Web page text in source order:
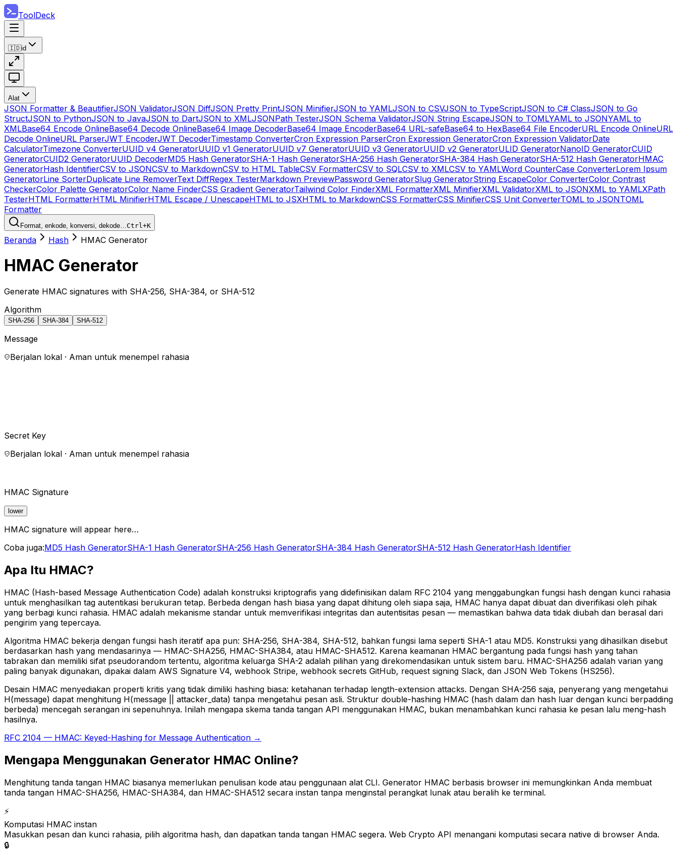
ToolDeck
🇮🇩id
Alat
JSON Formatter & BeautifierJSON ValidatorJSON DiffJSON Pretty PrintJSON MinifierJSON to YAMLJSON to CSVJSON to TypeScriptJSON to C# ClassJSON to Go
StructJSON to PythonJSON to JavaJSON to DartJSON to XMLJSONPath TesterJSON Schema ValidatorJSON String EscapeJSON to TOMLYAML to JSONYAML to
XMLBase64 Encode OnlineBase64 Decode OnlineBase64 Image DecoderBase64 Image EncoderBase64 URL-safeBase64 to HexBase64 File EncoderURL Encode OnlineURL
Decode OnlineURL ParserJWT EncoderJWT DecoderTimestamp ConverterCron Expression ParserCron Expression GeneratorCron Expression ValidatorDate
CalculatorTimezone ConverterUUID v4 GeneratorUUID v1 GeneratorUUID v7 GeneratorUUID v3 GeneratorUUID v2 GeneratorULID GeneratorNanoID GeneratorCUID
GeneratorCUID2 GeneratorUUID DecoderMD5 Hash GeneratorSHA-1 Hash GeneratorSHA-256 Hash GeneratorSHA-384 Hash GeneratorSHA-512 Hash GeneratorHMAC
GeneratorHash IdentifierCSV to JSONCSV to MarkdownCSV to HTML TableCSV FormatterCSV to SQLCSV to XMLCSV to YAMLWord CounterCase ConverterLorem Ipsum
GeneratorLine SorterDuplicate Line RemoverText DiffRegex TesterMarkdown PreviewPassword GeneratorSlug GeneratorString EscapeColor ConverterColor Contrast
CheckerColor Palette GeneratorColor Name FinderCSS Gradient GeneratorTailwind Color FinderXML FormatterXML MinifierXML ValidatorXML to JSONXML to YAMLXPath
TesterHTML FormatterHTML MinifierHTML Escape / UnescapeHTML to JSXHTML to MarkdownCSS FormatterCSS MinifierCSS Unit ConverterTOML to JSONTOML
Formatter
Format, enkode, konversi, dekode…Ctrl+K
Beranda Hash HMAC Generator
HMAC Generator
Generate HMAC signatures with SHA-256, SHA-384, or SHA-512
Algorithm
SHA-256 SHA-384 SHA-512
Message
Berjalan lokal · Aman untuk menempel rahasia
Secret Key
Berjalan lokal · Aman untuk menempel rahasia
HMAC Signature
lower
HMAC signature will appear here…
Coba juga:MD5 Hash GeneratorSHA-1 Hash GeneratorSHA-256 Hash GeneratorSHA-384 Hash GeneratorSHA-512 Hash GeneratorHash Identifier
Apa Itu HMAC?
HMAC (Hash-based Message Authentication Code) adalah konstruksi kriptografis yang didefinisikan dalam RFC 2104 yang menggabungkan fungsi hash dengan kunci rahasia
untuk menghasilkan tag autentikasi berukuran tetap. Berbeda dengan hash biasa yang dapat dihitung oleh siapa saja, HMAC hanya dapat dibuat dan diverifikasi oleh pihak
yang berbagi kunci rahasia. HMAC adalah mekanisme standar untuk memverifikasi integritas dan autentisitas pesan — memastikan bahwa data tidak diubah dan berasal dari
pengirim yang tepercaya.
Algoritma HMAC bekerja dengan fungsi hash iteratif apa pun: SHA-256, SHA-384, SHA-512, bahkan fungsi lama seperti SHA-1 atau MD5. Konstruksi yang dihasilkan disebut
berdasarkan hash yang mendasarinya — HMAC-SHA256, HMAC-SHA384, atau HMAC-SHA512. Karena keamanan HMAC bergantung pada fungsi hash yang tahan
tabrakan dan memiliki sifat pseudorandom tertentu, algoritma keluarga SHA-2 adalah pilihan yang direkomendasikan untuk sistem baru. HMAC-SHA256 adalah varian yang
paling banyak digunakan, dipakai dalam AWS Signature V4, webhook Stripe, webhook secrets GitHub, request signing Slack, dan JSON Web Tokens (HS256).
Desain HMAC menyediakan properti kritis yang tidak dimiliki hashing biasa: ketahanan terhadap length-extension attacks. Dengan SHA-256 saja, penyerang yang mengetahui
H(message) dapat menghitung H(message || attacker_data) tanpa mengetahui pesan asli. Struktur double-hashing HMAC (hash dalam dan hash luar dengan kunci berpadding
berbeda) mencegah serangan ini sepenuhnya. Inilah mengapa skema tanda tangan API menggunakan HMAC, bukan menambahkan kunci rahasia ke pesan lalu meng-hash
hasilnya.
RFC 2104 — HMAC: Keyed-Hashing for Message Authentication →
Mengapa Menggunakan Generator HMAC Online?
Menghitung tanda tangan HMAC biasanya memerlukan penulisan kode atau penggunaan alat CLI. Generator HMAC berbasis browser ini memungkinkan Anda membuat
tanda tangan HMAC-SHA256, HMAC-SHA384, dan HMAC-SHA512 secara instan tanpa menginstal perangkat lunak atau beralih ke terminal.
⚡
Komputasi HMAC instan
Masukkan pesan dan kunci rahasia, pilih algoritma hash, dan dapatkan tanda tangan HMAC segera. Web Crypto API menangani komputasi secara native di browser Anda.
🔒